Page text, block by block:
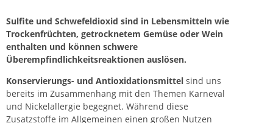
Sulfite und Schwefeldioxid sind in Lebensmitteln wie
Trockenfrüchten, getrocknetem Gemüse oder Wein
enthalten und können schwere
Überempfindlichkeitsreaktionen auslösen.
Konservierungs- und Antioxidationsmittel sind uns
bereits im Zusammenhang mit den Themen Karneval
und Nickelallergie begegnet. Während diese
Zusatzstoffe im Allgemeinen einen großen Nutzen